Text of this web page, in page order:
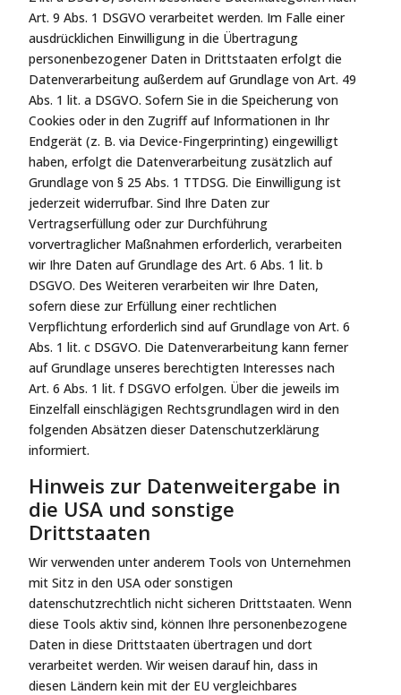
Art. 9 Abs. 1 DSGVO verarbeitet werden. Im Falle einer
ausdrücklichen Einwilligung in die Übertragung
personenbezogener Daten in Drittstaaten erfolgt die
Datenverarbeitung außerdem auf Grundlage von Art. 49
Abs. 1 lit. a DSGVO. Sofern Sie in die Speicherung von
Cookies oder in den Zugriff auf Informationen in Ihr
Endgerät (z. B. via Device-Fingerprinting) eingewilligt
haben, erfolgt die Datenverarbeitung zusätzlich auf
Grundlage von § 25 Abs. 1 TTDSG. Die Einwilligung ist
jederzeit widerrufbar. Sind Ihre Daten zur
Vertragserfüllung oder zur Durchführung
vorvertraglicher Maßnahmen erforderlich, verarbeiten
wir Ihre Daten auf Grundlage des Art. 6 Abs. 1 lit. b
DSGVO. Des Weiteren verarbeiten wir Ihre Daten,
sofern diese zur Erfüllung einer rechtlichen
Verpflichtung erforderlich sind auf Grundlage von Art. 6
Abs. 1 lit. c DSGVO. Die Datenverarbeitung kann ferner
auf Grundlage unseres berechtigten Interesses nach
Art. 6 Abs. 1 lit. f DSGVO erfolgen. Über die jeweils im
Einzelfall einschlägigen Rechtsgrundlagen wird in den
folgenden Absätzen dieser Datenschutzerklärung
informiert.
Hinweis zur Datenweitergabe in
die USA und sonstige
Drittstaaten
Wir verwenden unter anderem Tools von Unternehmen
mit Sitz in den USA oder sonstigen
datenschutzrechtlich nicht sicheren Drittstaaten. Wenn
diese Tools aktiv sind, können Ihre personenbezogene
Daten in diese Drittstaaten übertragen und dort
verarbeitet werden. Wir weisen darauf hin, dass in
diesen Ländern kein mit der EU vergleichbares